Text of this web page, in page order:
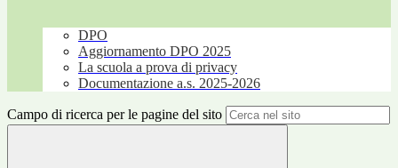
DPO
Aggiornamento DPO 2025
La scuola a prova di privacy
Documentazione a.s. 2025-2026
Campo di ricerca per le pagine del sito